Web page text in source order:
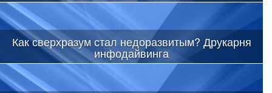
Как сверхразум стал недоразвитым? Друкарня
инфодайвинга